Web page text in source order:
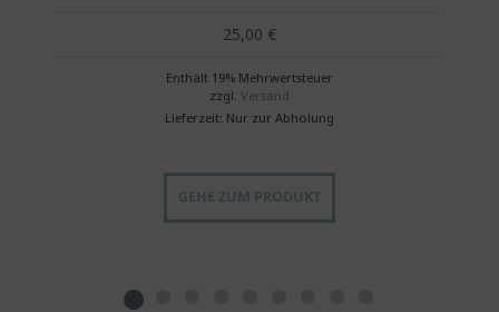
25,00 €
Enthält 19% Mehrwertsteuer
zzgl.Versand
Lieferzeit: Nur zur Abholung
GEHE ZUM PRODUKT